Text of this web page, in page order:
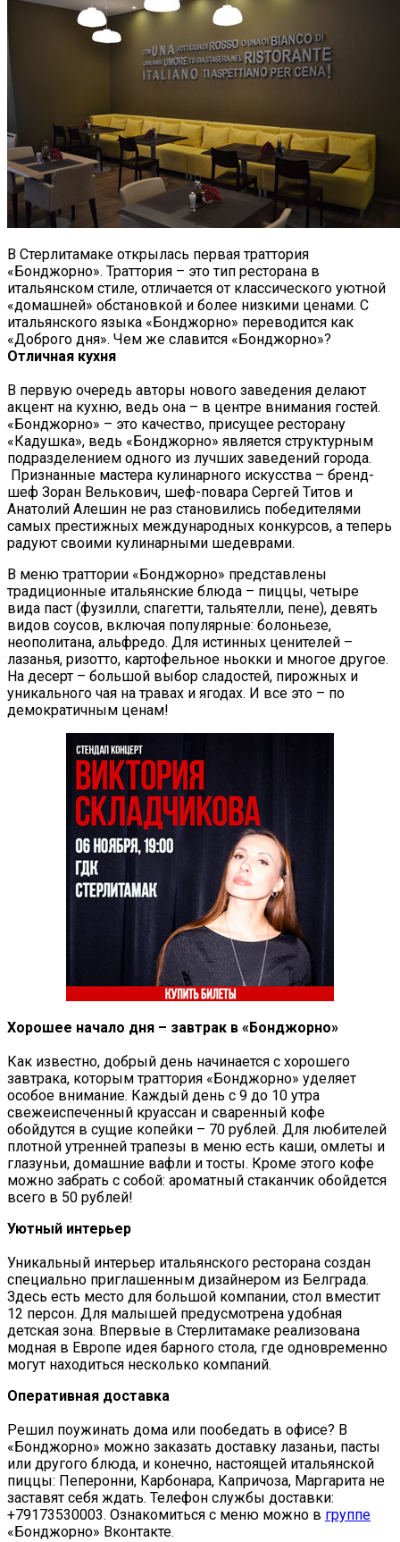
В Стерлитамаке открылась первая траттория
«Бонджорно». Траттория – это тип ресторана в
итальянском стиле, отличается от классического уютной
«домашней» обстановкой и более низкими ценами. С
итальянского языка «Бонджорно» переводится как
«Доброго дня». Чем же славится «Бонджорно»?
Отличная кухня
В первую очередь авторы нового заведения делают
акцент на кухню, ведь она – в центре внимания гостей.
«Бонджорно» – это качество, присущее ресторану
«Кадушка», ведь «Бонджорно» является структурным
подразделением одного из лучших заведений города.
Признанные мастера кулинарного искусства – бренд-
шеф Зоран Велькович, шеф-повара Сергей Титов и
Анатолий Алешин не раз становились победителями
самых престижных международных конкурсов, а теперь
радуют своими кулинарными шедеврами.
В меню траттории «Бонджорно» представлены
традиционные итальянские блюда – пиццы, четыре
вида паст (фузилли, спагетти, тальятелли, пене), девять
видов соусов, включая популярные: болоньезе,
неополитана, альфредо. Для истинных ценителей –
лазанья, ризотто, картофельное ньокки и многое другое.
На десерт – большой выбор сладостей, пирожных и
уникального чая на травах и ягодах. И все это – по
демократичным ценам!
Хорошее начало дня – завтрак в «Бонджорно»
Как известно, добрый день начинается с хорошего
завтрака, которым траттория «Бонджорно» уделяет
особое внимание. Каждый день с 9 до 10 утра
свежеиспеченный круассан и сваренный кофе
обойдутся в сущие копейки – 70 рублей. Для любителей
плотной утренней трапезы в меню есть каши, омлеты и
глазуньи, домашние вафли и тосты. Кроме этого кофе
можно забрать с собой: ароматный стаканчик обойдется
всего в 50 рублей!
Уютный интерьер
Уникальный интерьер итальянского ресторана создан
специально приглашенным дизайнером из Белграда.
Здесь есть место для большой компании, стол вместит
12 персон. Для малышей предусмотрена удобная
детская зона. Впервые в Стерлитамаке реализована
модная в Европе идея барного стола, где одновременно
могут находиться несколько компаний.
Оперативная доставка
Решил поужинать дома или пообедать в офисе? В
«Бонджорно» можно заказать доставку лазаньи, пасты
или другого блюда, и конечно, настоящей итальянской
пиццы: Пеперонни, Карбонара, Капричоза, Маргарита не
заставят себя ждать. Телефон службы доставки:
+79173530003. Ознакомиться с меню можно в группе
«Бонджорно» Вконтакте.